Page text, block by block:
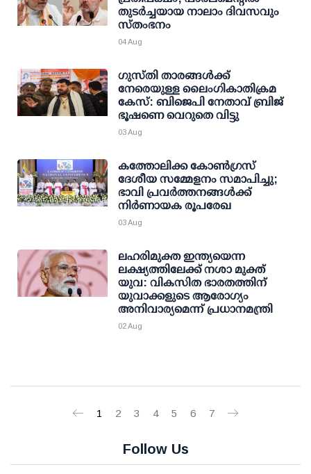
തുടര്‍ച്ചയായ നാലാം ദിവസവും
സ്തംഭനം
04 Aug
ഗുസ്തി താരങ്ങള്‍ക്ക്
നേരെയുള്ള ലൈംഗികാതിക്രമ
കേസ്: ബിജെപി നേതാവ് ബ്രിജ്
ഭൂഷണെ വെറുതെ വിട്ടു
03 Aug
കത്തോലിക്ക കോൺഗ്രസ്
ദേശീയ സമ്മേളനം സമാപിച്ചു;
ഭാവി പ്രവർത്തനങ്ങൾക്ക്
നിർണായക രൂപരേഖ
03 Aug
ലഹരിമുക്ത ഇന്ത്യയെന്ന
ലക്ഷ്യത്തിലേക്ക് നശാ മുക്ത്
യുവ: വികസിത ഭാരതത്തിന്
യുവാക്കളുടെ ആരോഗ്യം
അനിവാര്യമെന്ന് പ്രധാനമന്ത്രി
02 Aug
1 2 3 4 5 6 7
Follow Us